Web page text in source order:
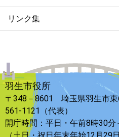
リンク集
羽生市役所
〒348－8601 埼玉県羽生市
561-1121（代表）
開庁時間：平日・午前8時30分